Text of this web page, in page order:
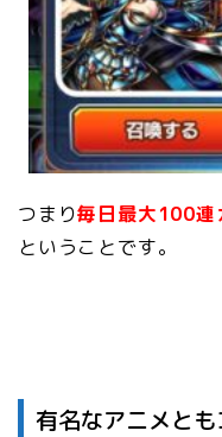
つまり毎日最大100連
ということです。
有名なアニメとも